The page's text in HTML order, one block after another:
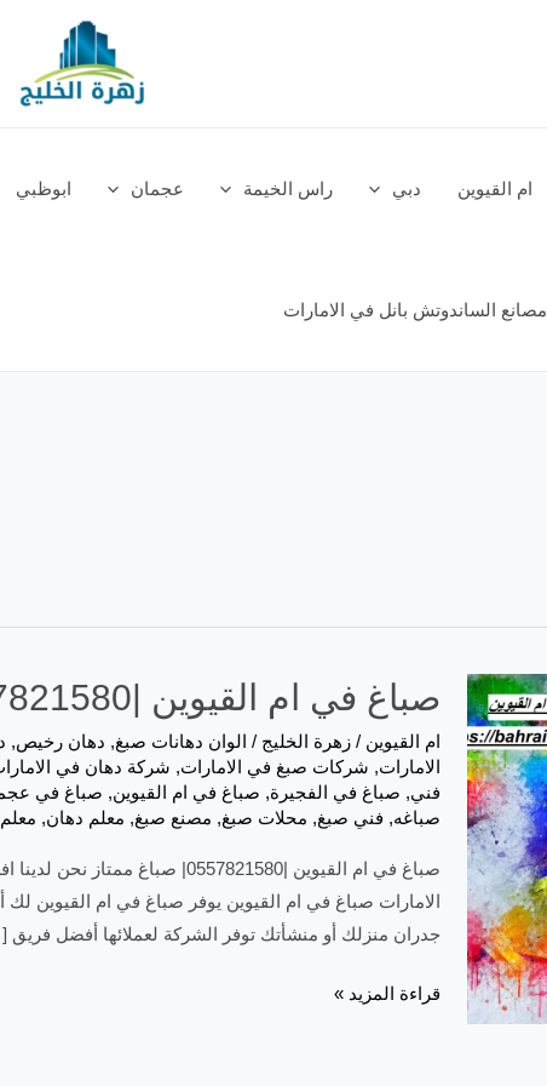
ام القيوين دبي راس الخيمة عجمان ابوظبي
مصانع الساندوتش بانل في الامارات
صباغ في ام القيوين |0557821580| صباغ ممتاز
ام القيوين /زهرة الخليج/ الوان دهانات صبغ, دهان رخيص,
الامارات, شركات صبغ في الامارات, شركة دهان في
فني, صباغ في الفجيرة, صباغ في ام القيوين, صباغ في
صباغه, فني صبغ, محلات صبغ, مصنع صبغ, معلم دهان,
صباغ في ام القيوين
الامارات صباغ في ام القيوين يوفر صباغ في ام القيوين
جدران منزلك أو منشأتك توفر الشركة لعملائها أفضل
قراءة المزيد »